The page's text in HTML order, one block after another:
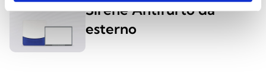
Sirene Antifurto da
esterno